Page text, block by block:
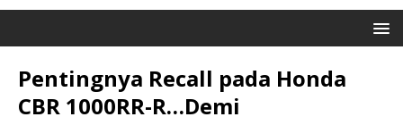
Pentingnya Recall pada Honda
CBR 1000RR-R…Demi